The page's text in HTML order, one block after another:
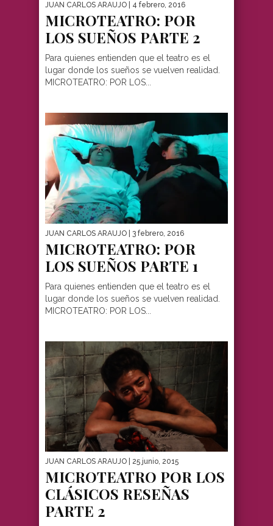
JUAN CARLOS ARAUJO | 4 febrero, 2016
MICROTEATRO: POR
LOS SUEÑOS PARTE 2
Para quienes entienden que el teatro es el
lugar donde los sueños se vuelven realidad.
MICROTEATRO: POR LOS...
JUAN CARLOS ARAUJO | 3 febrero, 2016
MICROTEATRO: POR
LOS SUEÑOS PARTE 1
Para quienes entienden que el teatro es el
lugar donde los sueños se vuelven realidad.
MICROTEATRO: POR LOS...
JUAN CARLOS ARAUJO | 25 junio, 2015
MICROTEATRO POR LOS
CLÁSICOS RESEÑAS
PARTE 2